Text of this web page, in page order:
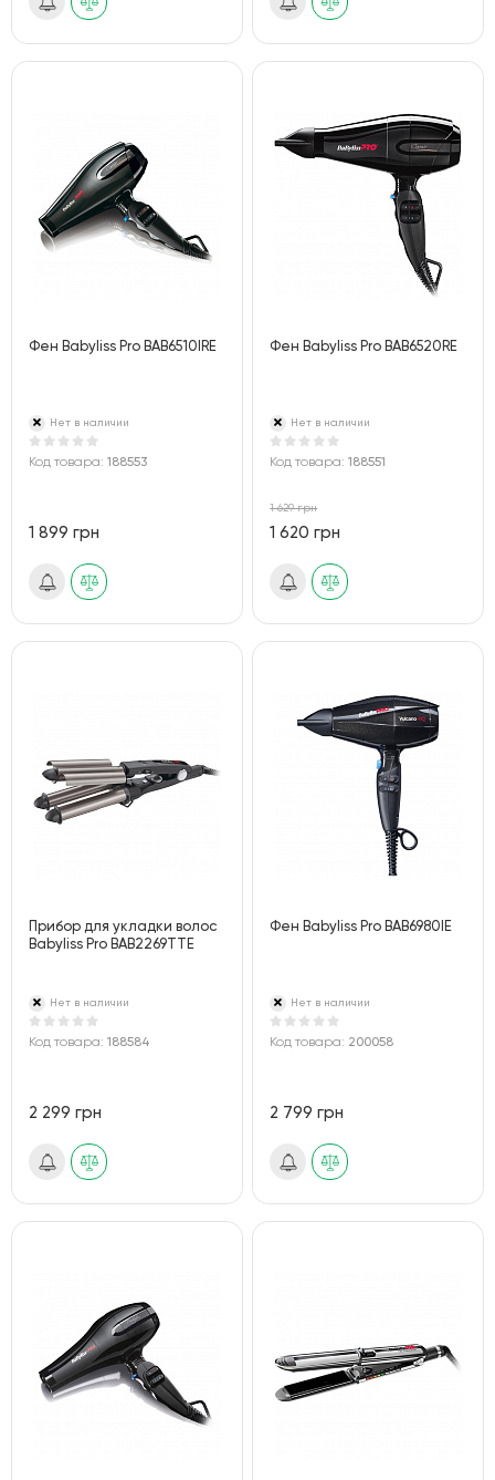
Фен Babyliss Pro BAB6510IRE
Нет в наличии
Код товара: 188553
1 899 грн
Фен Babyliss Pro BAB6520RE
Нет в наличии
Код товара:188551
1 629 грн
1 620 грн
Прибор для укладки волос
Babyliss Pro BAB2269TTE
Нет в наличии
Код товара: 188584
2 299 грн
Фен Babyliss Pro BAB6980IE
Нет в наличии
Код товара: 200058
2 799 грн